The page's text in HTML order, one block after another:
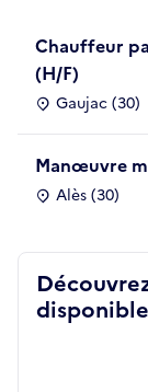
Chauffeur
(H/F)
Gaujac (30)
Manœuvre
Alès (30)